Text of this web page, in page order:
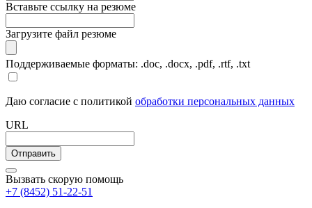
Вставьте ссылку на резюме
Загрузите файл резюме
Поддерживаемые форматы: .doc, .docx, .pdf, .rtf, .txt
Даю согласие с политикой обработки персональных данных
URL
Вызвать скорую помощь
+7 (8452) 51-22-51